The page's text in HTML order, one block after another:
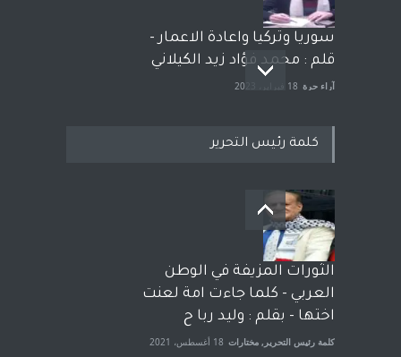
سوريا وتركيا واعادة الاعمار -
قلم : محمد فؤاد زيد الكيلاني
آراء حرة 18 فبراير، 2023
بعد معارك قضائية طاحنة كتب
وترافع فيها بنفسه مرة اخرى..
الشيخ طارق يوسف يقهر
الحكومة الأمريكية ، فأعطوه
الجنسية عن يد وهم صاغرون،
آراء حرة مختارات 7 أبريل، 2023
كلمة رئيس التحرير
الثورات المزيفة في الوطن
العربي - كلما جاءت امة لعنت
اختها - بقلم : وليد ربا ح
كلمة رئيس التحرير , مختارات 18 أغسطس، 2021